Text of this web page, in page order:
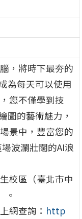
，將時下最夯的
為每天可以使用
您不僅學到技
圖的藝術魅力，
景中，豐富您的
波瀾壯闊的AI浪
校區（臺北市中
。
網查詢： http